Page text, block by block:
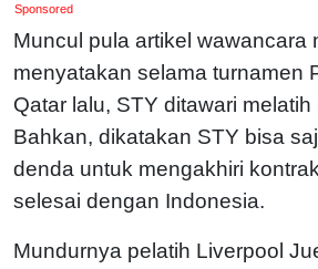
Sponsored
Muncul pula artikel wawancara
menyatakan selama turnamen
Qatar lalu, STY ditawari melatih
Bahkan, dikatakan STY bisa
denda untuk mengakhiri
selesai dengan Indonesia.
Mundurnya pelatih Liverpool